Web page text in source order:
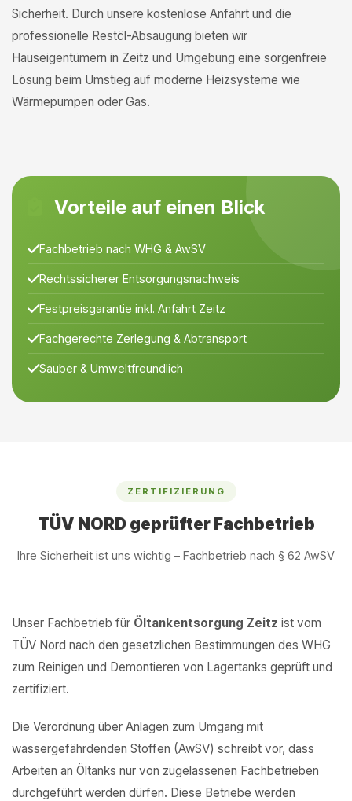
Sicherheit. Durch unsere kostenlose Anfahrt und die
professionelle Restöl-Absaugung bieten wir
Hauseigentümern in Zeitz und Umgebung eine sorgenfreie
Lösung beim Umstieg auf moderne Heizsysteme wie
Wärmepumpen oder Gas.
Vorteile auf einen Blick
Fachbetrieb nach WHG & AwSV
Rechtssicherer Entsorgungsnachweis
Festpreisgarantie inkl. Anfahrt Zeitz
Fachgerechte Zerlegung & Abtransport
Sauber & Umweltfreundlich
ZERTIFIZIERUNG
TÜV NORD geprüfter Fachbetrieb
Ihre Sicherheit ist uns wichtig – Fachbetrieb nach § 62 AwSV
Unser Fachbetrieb für Öltankentsorgung Zeitz ist vom
TÜV Nord nach den gesetzlichen Bestimmungen des WHG
zum Reinigen und Demontieren von Lagertanks geprüft und
zertifiziert.
Die Verordnung über Anlagen zum Umgang mit
wassergefährdenden Stoffen (AwSV) schreibt vor, dass
Arbeiten an Öltanks nur von zugelassenen Fachbetrieben
durchgeführt werden dürfen. Diese Betriebe werden